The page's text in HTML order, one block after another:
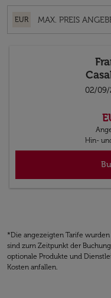
EUR
02/
Hin-
*Die angezeigten Tarife
sind zum Zeitpunkt der
optionale Produkte und
Kosten anfallen.